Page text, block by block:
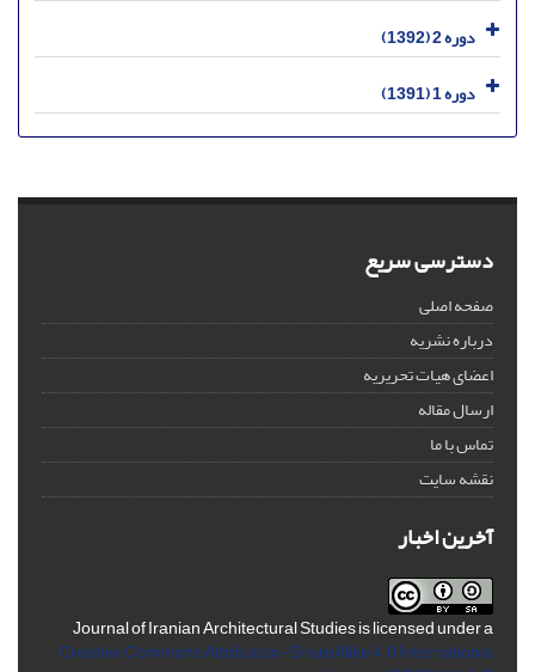
دوره 2 (1392)
دوره 1 (1391)
دسترسی سریع
صفحه اصلی
درباره نشریه
اعضای هیات تحریریه
ارسال مقاله
تماس با ما
نقشه سایت
آخرین اخبار
Journal of Iranian Architectural Studies is licensed under a
Creative Commons Attribution-ShareAlike 4.0 International